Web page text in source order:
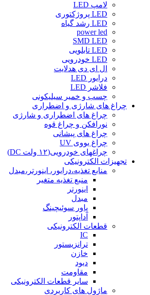
لامپ LED
LED پروژکتوری
LED رشد گیاه
power led
SMD LED
LED تابلویی
LED خودرویی
ال ای دی هدلایت
درایور LED
فلاشر LED
چسب و خمیر سیلیکونی
چراغ های شارژی و اضطراری
چراغ های اضطراری و شارژی
نورافکن و چراغ قوه
چراغ های پیشانی
چراغ یووی UV
چراغهای خودرویی(۱۲ ولت DC)
تجهیزات الکترونیکی
منابع تغذیه،درایور، اینورتر،مبدل
منبع تغذیه متغیر
اینورتر
مبدل
پاور سوئیچینگ
آداپتور
قطعات الکترونیکی
IC
ترانزیستور
خازن
دیود
مقاومت
سایر قطعات الکترونیکی
ماژول های کاربردی